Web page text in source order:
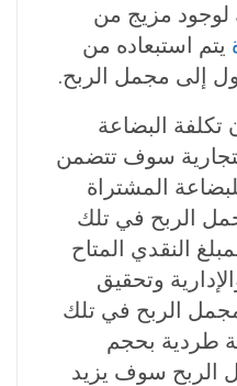
لوجود مزيج من
يتم استبعاده من
إلى مجمل الربح.
البضاعة
سوف تتضمن
المشتراة
الربح في تلك
النقدي المتاح
وتحقيق
مجمل الربح في تلك
طردية بحجم
الربح سوف يزيد